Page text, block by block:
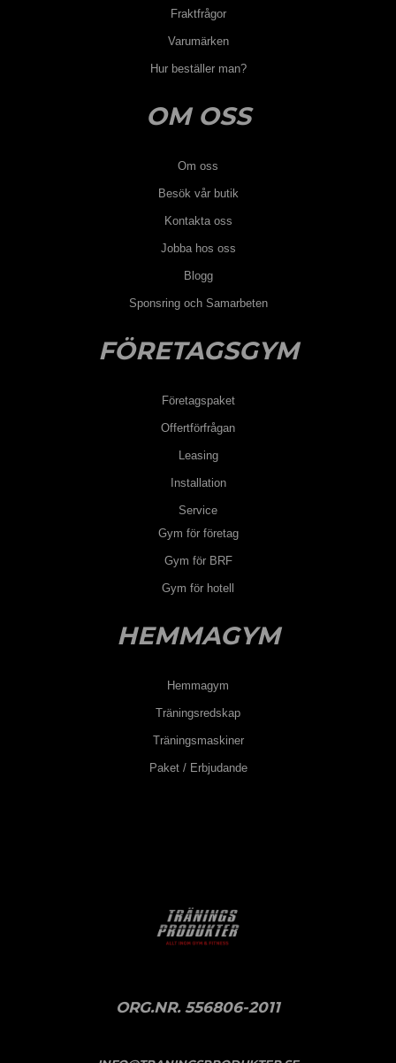
Fraktfrågor
Varumärken
Hur beställer man?
OM OSS
Om oss
Besök vår butik
Kontakta oss
Jobba hos oss
Blogg
Sponsring och Samarbeten
FÖRETAGSGYM
Företagspaket
Offertförfrågan
Leasing
Installation
Service
Gym för företag
Gym för BRF
Gym för hotell
HEMMAGYM
Hemmagym
Träningsredskap
Träningsmaskiner
Paket / Erbjudande
ORG.NR. 556806-2011